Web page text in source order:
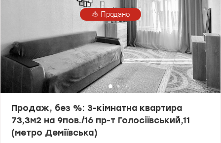
Продано
Продаж, без %: 3-кімнатна квартира
73,3м2 на 9пов./16 пр-т Голосіївський,11
(метро Деміївська)